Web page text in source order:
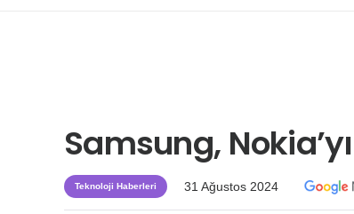
Samsung,
Teknoloji Haberleri 31 Ağustos 2024